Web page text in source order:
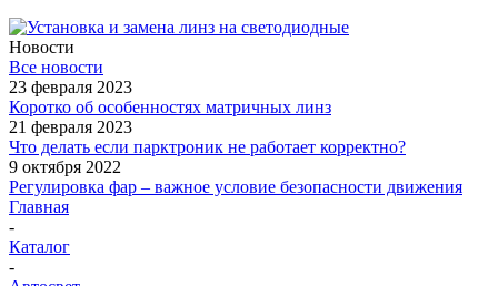
Новости
Все новости
23 февраля 2023
Коротко об особенностях матричных линз
21 февраля 2023
Что делать если парктроник не работает корректно?
9 октября 2022
Регулировка фар – важное условие безопасности движения
Главная
-
Каталог
-